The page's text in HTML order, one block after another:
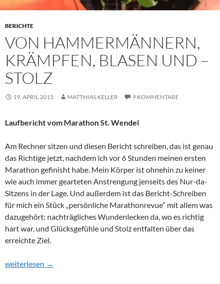
BERICHTE
VON HAMMERMÄNNERN,
KRÄMPFEN, BLASEN UND –
STOLZ
19. APRIL 2015 MATTHIAS KELLER 9 KOMMENTARE
Laufbericht vom Marathon St. Wendel
Am Rechner sitzen und diesen Bericht schreiben, das ist genau
das Richtige jetzt, nachdem ich vor 6 Stunden meinen ersten
Marathon gefinisht habe. Mein Körper ist ohnehin zu keiner
wie auch immer gearteten Anstrengung jenseits des Nur-da-
Sitzens in der Lage. Und außerdem ist das Bericht-Schreiben
für mich ein Stück „persönliche Marathonrevue“ mit allem was
dazugehört: nachträgliches Wundenlecken da, wo es richtig
hart war, und Glücksgefühle und Stolz entfalten über das
erreichte Ziel.
Von Hammermännern, Krämpfen, Blasen und – Stolz
weiterlesen →